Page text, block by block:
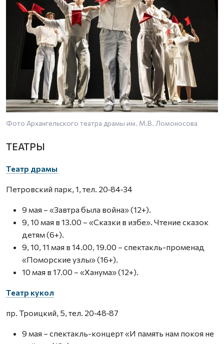
Фото Архангельского театра драмы им. М.В. Ломоносова
ТЕАТРЫ
Театр драмы
Петровский парк, 1, тел. 20‑84‑34
9 мая – «Завтра была война» (12+).
9, 10 мая в 13.00 – «Сказки в избе». Чтение сказок
детям (6+).
9, 10, 11 мая в 14.00, 19.00 – спектакль-променад
«Поморские узлы» (16+).
10 мая в 17.00 – «Ханума» (12+).
Театр кукол
пр. Троицкий, 5, тел. 20‑48‑87
9 мая – спектакль-концерт «И память нам покоя не